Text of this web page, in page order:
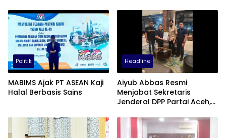
Politik
MABIMS Ajak PT ASEAN Kaji
Halal Berbasis Sains
Headline
Aiyub Abbas Resmi
Menjabat Sekretaris
Jenderal DPP Partai Aceh,